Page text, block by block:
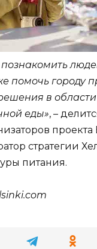
помочь городу
в области
еды», –
проекта
стратегии
питания.